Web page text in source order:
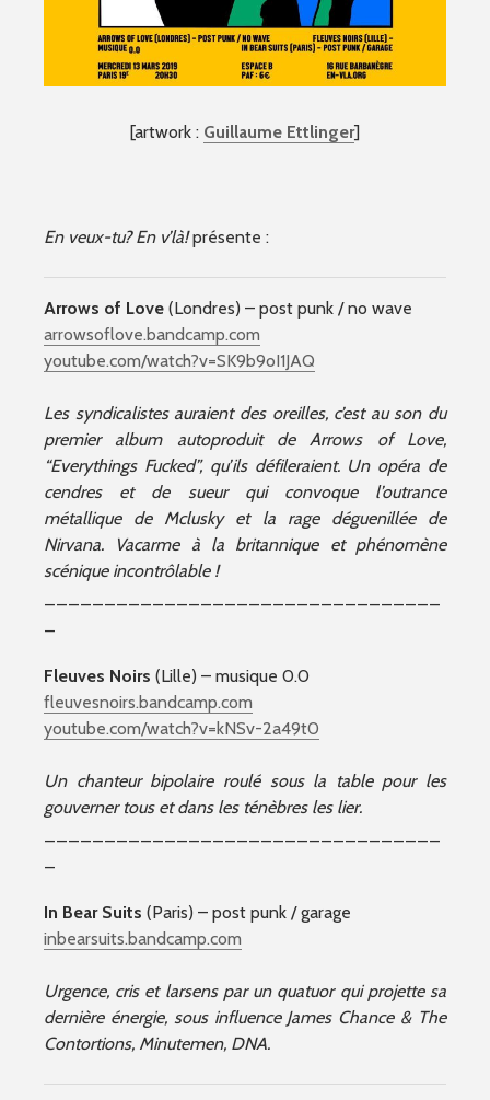
[artwork : Guillaume Ettlinger]
En veux-tu? En v’là!présente :
Arrows of Love (Londres) – post punk / no wave
arrowsoflove.bandcamp.com
youtube.com/watch?v=SK9b9oI1JAQ
Les syndicalistes auraient des oreilles, c’est au son du
premier album autoproduit de Arrows of Love,
“Everythings Fucked”, qu’ils défileraient. Un opéra de
cendres et de sueur qui convoque l’outrance
métallique de Mclusky et la rage déguenillée de
Nirvana. Vacarme à la britannique et phénomène
scénique incontrôlable !
Fleuves Noirs (Lille) – musique 0.0
fleuvesnoirs.bandcamp.com
youtube.com/watch?v=kNSv-2a49t0
Un chanteur bipolaire roulé sous la table pour les
gouverner tous et dans les ténèbres les lier.
In Bear Suits (Paris) – post punk / garage
inbearsuits.bandcamp.com
Urgence, cris et larsens par un quatuor qui projette sa
dernière énergie, sous influence James Chance & The
Contortions, Minutemen, DNA.